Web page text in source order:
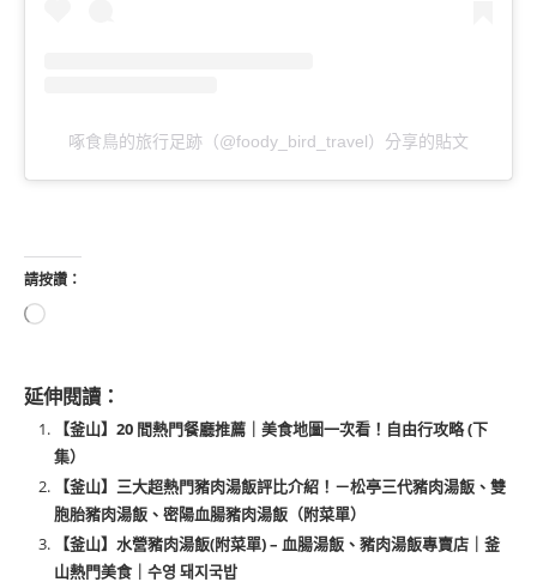
啄食鳥的旅行足跡（@foody_bird_travel）分享的貼文
請按讚：
延伸閱讀：
【釜山】20 間熱門餐廳推薦｜美食地圖一次看！自由行攻略 (下
集）
【釜山】三大超熱門豬肉湯飯評比介紹！－松亭三代豬肉湯飯、雙
胞胎豬肉湯飯、密陽血腸豬肉湯飯（附菜單）
【釜山】水營豬肉湯飯(附菜單) – 血腸湯飯、豬肉湯飯專賣店｜釜
山熱門美食｜수영 돼지국밥